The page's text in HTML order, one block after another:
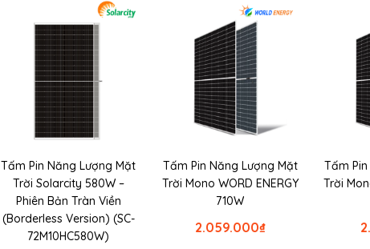
Tấm Pin Năng Lượng Mặt
Trời Solarcity 580W –
Phiên Bản Tràn Viền
(Borderless Version) (SC-
72M10HC580W)
Tấm Pin Năng Lượng Mặt
Trời Mono WORD ENERGY
710W
₫
2.059.000
Tấm
Trời